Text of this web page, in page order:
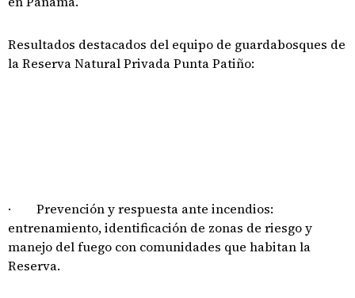
Resultados destacados del equipo de guardabosques de
la Reserva Natural Privada Punta Patiño:
· Prevención y respuesta ante incendios:
entrenamiento, identificación de zonas de riesgo y
manejo del fuego con comunidades que habitan la
Reserva.